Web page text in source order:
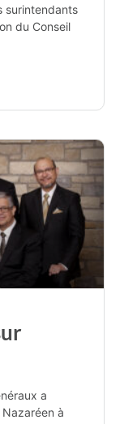
surintendants
du Conseil
a
à